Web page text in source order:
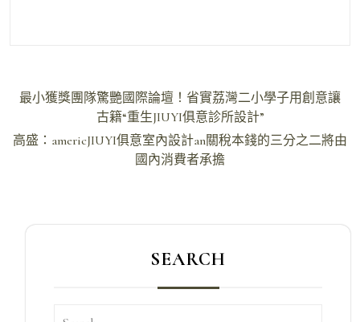
文
導
最小獲獎團隊驚艷國際論壇！省實荔灣二小學子用創意讓
古籍“重生JIUYI俱意診所設計”
高盛：americJIUYI俱意室內設計an關稅本錢的三分之二將由
國內消費者承擔
SEARCH